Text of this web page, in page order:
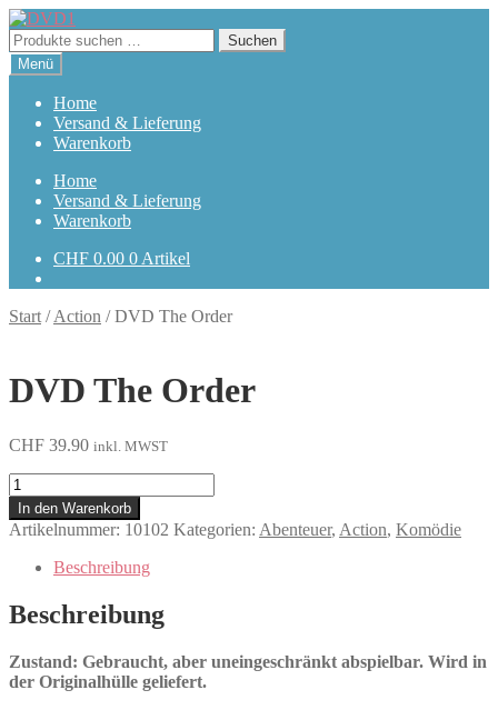
Zur
Navigation
springen
Zum
Inhalt
springen
Suchen
nach:
Suchen
Menü
Home
Versand & Lieferung
Warenkorb
Home
Versand & Lieferung
Warenkorb
CHF 0.00 0 Artikel
Start /Action /DVD The Order
DVD The Order
CHF 39.90 inkl. MWST
The
Order
Menge
In den Warenkorb
Artikelnummer: 10102 Kategorien: Abenteuer, Action, Komödie
Beschreibung
Beschreibung
Zustand: Gebraucht, aber uneingeschränkt abspielbar. Wird in
der Originalhülle geliefert.